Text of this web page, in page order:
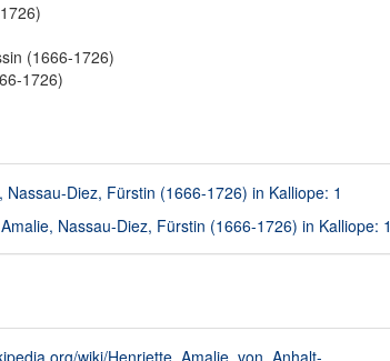
(1666-1726)
1726)
Diez, Fürstin (1666-1726) in Kalliope: 1
Nassau-Diez, Fürstin (1666-1726) in Kalliope: 1
wiki/Henriette_Amalie_von_Anhalt-